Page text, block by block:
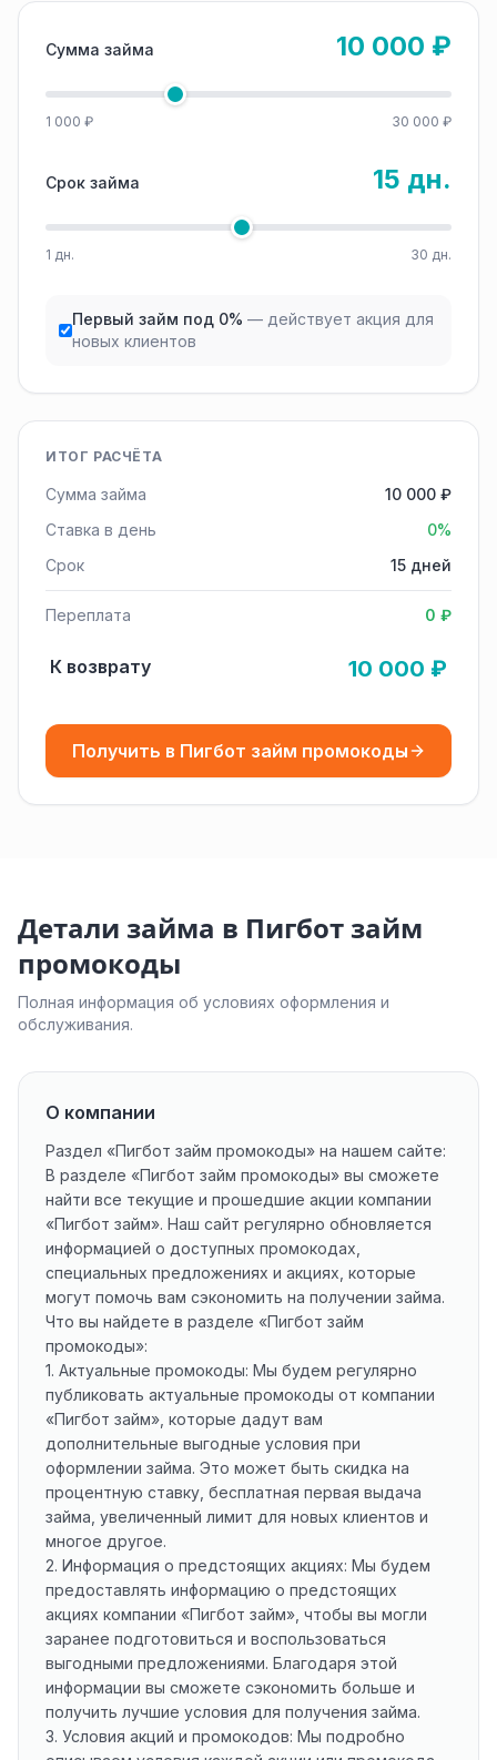
Сумма займа 10 000 ₽
1 000 ₽ 30 000 ₽
Срок займа 15 дн.
1 дн. 30 дн.
Первый займ под 0% — действует акция для
новых клиентов
ИТОГ РАСЧЁТА
Сумма займа
10 000 ₽
Ставка в день
0%
Срок
15 дней
Переплата 0 ₽
К возврату 10 000 ₽
Получить в Пигбот займ промокоды
Детали займа в Пигбот займ
промокоды
Полная информация об условиях оформления и
обслуживания.
О компании
Раздел «Пигбот займ промокоды» на нашем сайте:
В разделе «Пигбот займ промокоды» вы сможете
найти все текущие и прошедшие акции компании
«Пигбот займ». Наш сайт регулярно обновляется
информацией о доступных промокодах,
специальных предложениях и акциях, которые
могут помочь вам сэкономить на получении займа.
Что вы найдете в разделе «Пигбот займ
промокоды»:
1. Актуальные промокоды: Мы будем регулярно
публиковать актуальные промокоды от компании
«Пигбот займ», которые дадут вам
дополнительные выгодные условия при
оформлении займа. Это может быть скидка на
процентную ставку, бесплатная первая выдача
займа, увеличенный лимит для новых клиентов и
многое другое.
2. Информация о предстоящих акциях: Мы будем
предоставлять информацию о предстоящих
акциях компании «Пигбот займ», чтобы вы могли
заранее подготовиться и воспользоваться
выгодными предложениями. Благодаря этой
информации вы сможете сэкономить больше и
получить лучшие условия для получения займа.
3. Условия акций и промокодов: Мы подробно